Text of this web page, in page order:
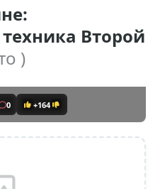
Второй
)
0 +164